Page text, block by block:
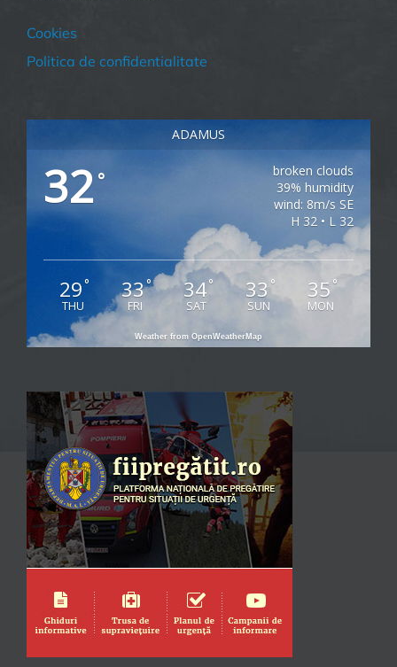
Cookies
Politica de confidentialitate
ADAMUS
32 °
broken clouds
39% humidity
wind: 8m/s SE
H 32 • L 32
29°
THU
33°
FRI
34°
SAT
33 °
SUN
35 °
MON
Weather from OpenWeatherMap